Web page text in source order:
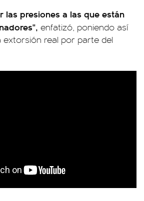
las presiones a las que están
enfatizó, poniendo así
extorsión real por parte del